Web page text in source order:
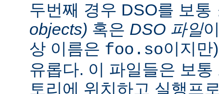
두번째 경우 DSO를 보통
objects) 혹은 DSO 파일
상 이름은 foo.so이지만
유롭다. 이 파일들은 보
토리에 위치하고 실행프